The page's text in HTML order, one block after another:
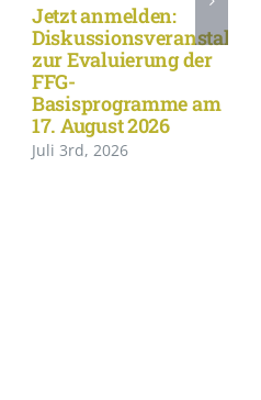
Jetzt anmelden:
zur Evaluierung der
FFG-
Basisprogramme am
17. August 2026
Juli 3rd, 2026